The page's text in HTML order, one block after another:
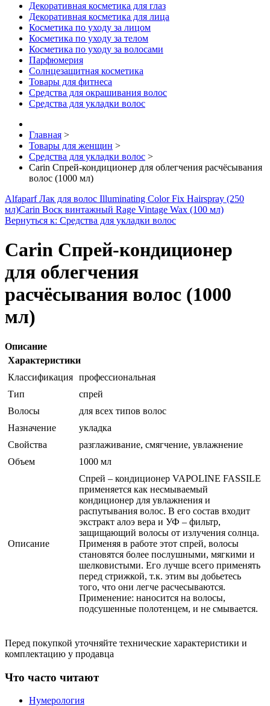
Декоративная косметика для глаз
Декоративная косметика для лица
Косметика по уходу за лицом
Косметика по уходу за телом
Косметика по уходу за волосами
Парфюмерия
Солнцезащитная косметика
Товары для фитнеса
Средства для окрашивания волос
Средства для укладки волос
Главная >
Товары для женщин >
Средства для укладки волос >
Carin Спрей-кондиционер для облегчения расчёсывания
волос (1000 мл)
Alfaparf Лак для волос Illuminating Color Fix Hairspray (250
мл)Carin Воск винтажный Rage Vintage Wax (100 мл)
Вернуться к: Средства для укладки волос
Carin Спрей-кондиционер
для облегчения
расчёсывания волос (1000
мл)
Описание
Характеристики
Классификация профессиональная
Тип
спрей
Волосы
для всех типов волос
Назначение
укладка
Свойства
разглаживание, смягчение, увлажнение
Объем
1000 мл
Описание
Спрей – кондиционер VAPOLINE FASSILE
применяется как несмываемый
кондиционер для увлажнения и
распутывания волос. В его состав входит
экстракт алоэ вера и УФ – фильтр,
защищающий волосы от излучения солнца.
Применяя в работе этот спрей, волосы
становятся более послушными, мягкими и
шелковистыми. Его лучше всего применять
перед стрижкой, т.к. этим вы добьетесь
того, что они легче расчесываются.
Применение: наносится на волосы,
подсушенные полотенцем, и не смывается.
Перед покупкой уточняйте технические характеристики и
комплектацию у продавца
Что часто читают
Нумерология